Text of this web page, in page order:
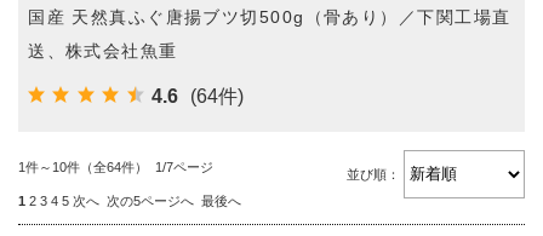
国産 天然真ふぐ唐揚ブツ切500g（骨あり）／下関工場直
送、株式会社魚重
4.6 (64件)
1件～10件（全64件） 1/7ページ
1 2 3 4 5 次へ 次の5ページへ 最後へ
並び順：